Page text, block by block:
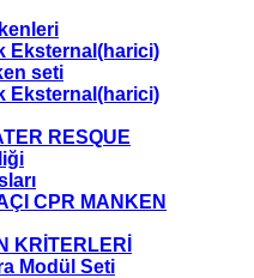
Eksternal(harici)
seti
Eksternal(harici)
RESQUE
CPR MANKEN
KRİTERLERİ
Modül Seti